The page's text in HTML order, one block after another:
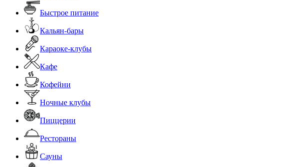
Быстрое питание
Кальян-бары
Караоке-клубы
Кафе
Кофейни
Ночные клубы
Пиццерии
Рестораны
Сауны